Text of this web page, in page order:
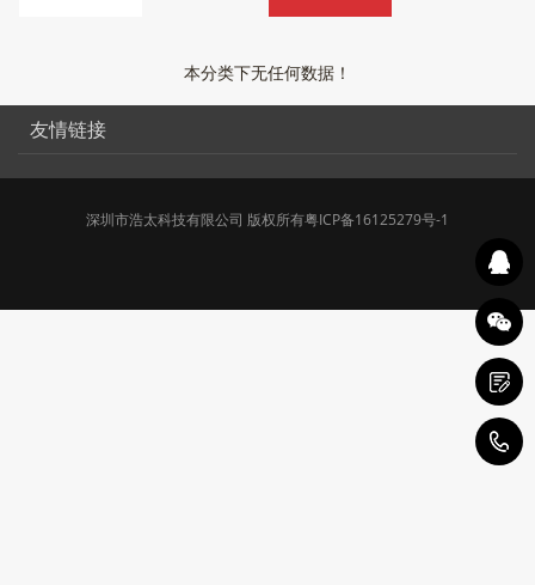
本分类下无任何数据！
友情链接
深圳市浩太科技有限公司 版权所有粤ICP备16125279号-1